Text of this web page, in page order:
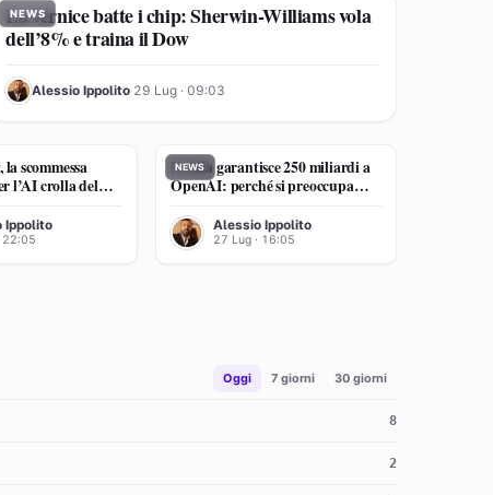
NEWS
La vernice batte i chip: Sherwin-Williams vola
dell’8% e traina il Dow
AI Alessio Ippolito·29 Lug · 09:03
scommessa
l’AI crolla del
Ippolito
22:05
NEWS
Nvidia garantisce 250 miliardi a
OpenAI: perché si preoccupa
AI Alessio Ippolito
27 Lug · 16:05
Oggi 7 giorni 30 giorni
8
2